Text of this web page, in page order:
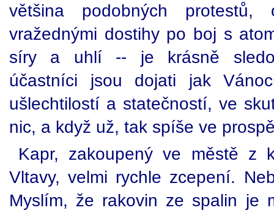
většina podobných
vražednými dostihy po boj s
síry a uhlí -- je krásně
účastníci jsou dojati jak
ušlechtilostí a statečností, ve
nic, a když už, tak spíše ve
Kapr, zakoupený ve městě z
Vltavy, velmi rychle zcepení.
Myslím, že rakovin ze spalin je